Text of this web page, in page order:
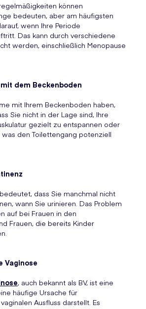
können
bedeuten, aber am häufigsten
wenn Ihre Periode
Das kann durch verschiedene
werden, einschließlich Menopause
dem Beckenboden
mit Ihrem Beckenboden haben,
Sie nicht in der Lage sind, Ihre
gezielt zu entspannen oder
was den Toilettengang potenziell
dass Sie manchmal nicht
wann Sie urinieren. Das Problem
auf bei Frauen in den
Frauen, die bereits Kinder
Vaginose
, auch bekannt als BV, ist eine
häufige Ursache für
Ausfluss darstellt. Es